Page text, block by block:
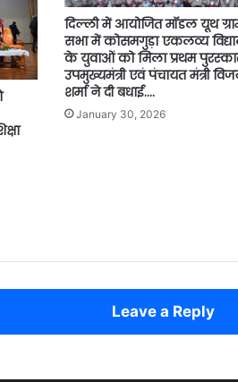
दिल्ली में आयोजित मॉडल यूथ
सभा में कोसमगुड़ा एकलव्य
के युवाओं को मिला प्रथम
उपमुख्यमंत्री एवं पंचायत मंत्री
शर्मा ने दी बधाई….
January 30, 2026
Leave a Reply